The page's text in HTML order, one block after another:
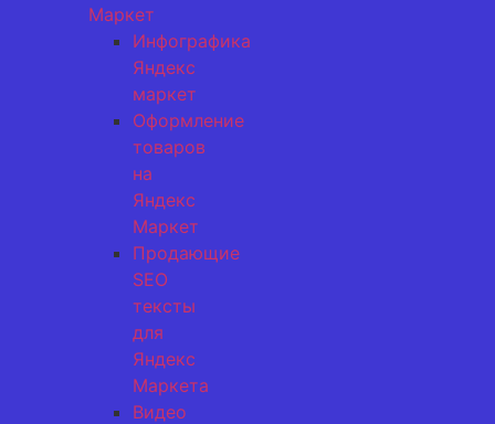
Маркет
Инфографика
Яндекс
маркет
Оформление
товаров
на
Яндекс
Маркет
Продающие
SEO
тексты
для
Яндекс
Маркета
Видео